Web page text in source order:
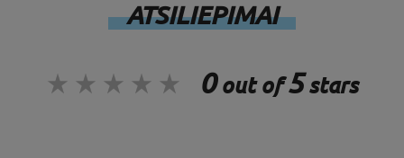
ATSILIEPIMAI
0out of5stars